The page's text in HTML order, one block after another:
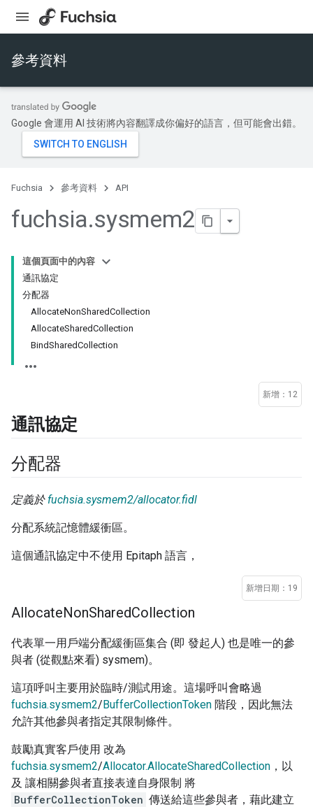
參考資料
Google 會運用 AI 技術將內容翻譯成你偏好的語言，但可能會出錯。
Fuchsia 參考資料 API
fuchsia.sysmem2
這個頁面中的內容
通訊協定
分配器
AllocateNonSharedCollection
AllocateSharedCollection
BindSharedCollection
新增：12
通訊協定
分配器
定義於 fuchsia.sysmem2/allocator.fidl
分配系統記憶體緩衝區。
這個通訊協定中不使用 Epitaph 語言，
新增日期：19
AllocateNonSharedCollection
代表單一用戶端分配緩衝區集合 (即 發起人) 也是唯一的參
與者 (從觀點來看) sysmem)。
這項呼叫主要用於臨時/測試用途。這場呼叫會略過
fuchsia.sysmem2/BufferCollectionToken 階段，因此無法
允許其他參與者指定其限制條件。
鼓勵真實客戶使用 改為
fuchsia.sysmem2/Allocator.AllocateSharedCollection ，以
及 讓相關參與者直接表達自身限制 將
BufferCollectionToken 傳送給這些參與者，藉此建立